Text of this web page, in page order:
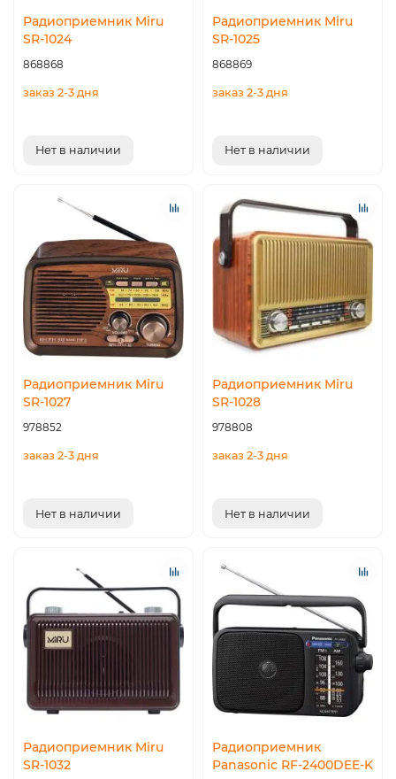
Радиоприемник Miru
SR-1024
868868
заказ 2-3 дня
Нет в наличии
Радиоприемник Miru
SR-1025
868869
заказ 2-3 дня
Нет в наличии
Радиоприемник Miru
SR-1027
978852
заказ 2-3 дня
Нет в наличии
Радиоприемник Miru
SR-1028
978808
заказ 2-3 дня
Нет в наличии
Радиоприемник Miru
SR-1032
Радиоприемник
Panasonic RF-2400DEE-K